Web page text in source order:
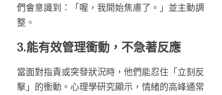
們會意識到：「喔，我開始焦慮了。」並主動調
整。
3.能有效管理衝動，不急著反應
當面對指責或突發狀況時，他們能忍住「立刻反
擊」的衝動。心理學研究顯示，情緒的高峰通常